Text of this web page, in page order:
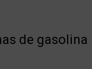
de gasolina